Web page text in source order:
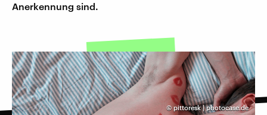
Anerkennung sind.
© pittoresk | photocase.de